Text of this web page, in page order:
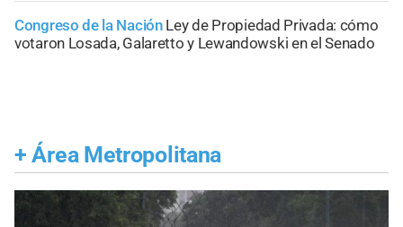
Congreso de la Nación Ley de Propiedad Privada: cómo
votaron Losada, Galaretto y Lewandowski en el Senado
+ Área Metropolitana